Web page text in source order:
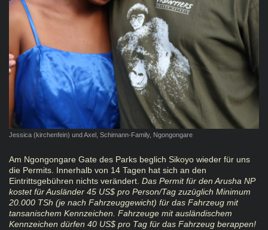
Jessica (kirchenfein) und Axel, Schimann-Family, Ngongongare
Am Ngongongare Gate des Parks beglich Sikoyo wieder für uns
die Permits. Innerhalb von 14 Tagen hat sich an den
Eintrittsgebühren nichts verändert. Das Permit für den Arusha NP
kostet für Ausländer 45 US$ pro Person/Tag zuzüglich Minimum
20.000 TSh (je nach Fahrzeuggewicht) für das Fahrzeug mit
tansanischem Kennzeichen. Fahrzeuge mit ausländischem
Kennzeichen dürfen 40 US$ pro Tag für das Fahrzeug berappen!